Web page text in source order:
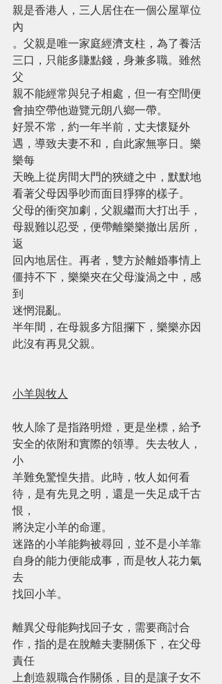
親是香港人，三人居住在一個公屋單位
內
。父親是唯一家庭經濟支柱，為了養活
三口，只能多賺點錢，身兼多職。雖然
父
親不能經常與兒子相處，但一有空間便
會抽空帶他遊覽元朗八鄉一帶。
好景不常，約一年半前，丈夫懷疑外
遇，導致夫妻不和，自此家無寧日。樂
樂每
天晚上從房間大門的狹縫之中，默默地
看著父母因爭吵而面目猙獰的樣子。
父母的衝突加劇，父親繼而大打出手，
母親難以忍受，便帶離樂樂撤出居所，
返
回內地居住。再者，雙方於離婚事情上
僵持不下，樂樂夾在父母漩渦之中，感
到
迷惘混亂。
半年間，在母親多方阻攔下，樂樂亦因
此沒有再見父親。
小羊與牧人
牧人除了是指路明燈，更是坐標，給予
安全的依附和實際的領導。失去牧人，
小
羊難免驚惶失措。此時，牧人如何看
待，是有先見之明，還是一失足成千古
恨，
將決定小羊的命運。
迷路的小羊能夠被尋回，並不是小羊靠
自身的能力便能成事，而是牧人花力氣
去
找回小羊。
離異父母能夠找回子女，需要商討合
作，指的是在脫離夫妻關係下，在父母
責任
上創造親職合作關係，目的是讓子女不